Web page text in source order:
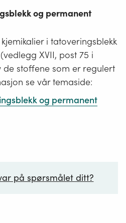
og permanent
i tatoveringsblekk
XVII, post 75 i
de stoffene som er regulert
se vår temaside:
og permanent
på spørsmålet ditt?